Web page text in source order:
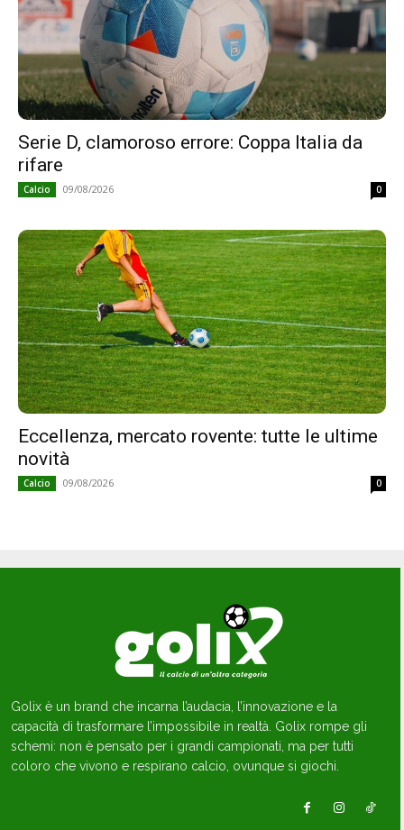
Serie D, clamoroso errore: Coppa Italia da
rifare
Calcio 09/08/2026 0
Eccellenza, mercato rovente: tutte le ultime
novità
Calcio 09/08/2026 0
Golix è un brand che incarna l’audacia, l’innovazione e la
capacità di trasformare l’impossibile in realtà. Golix rompe gli
schemi: non è pensato per i grandi campionati, ma per tutti
coloro che vivono e respirano calcio, ovunque si giochi.